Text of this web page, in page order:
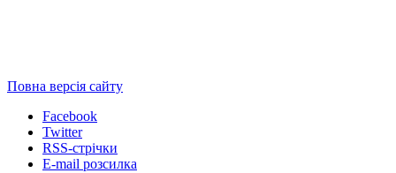
Повна версія сайту
Facebook
Twitter
RSS-стрічки
E-mail розсилка